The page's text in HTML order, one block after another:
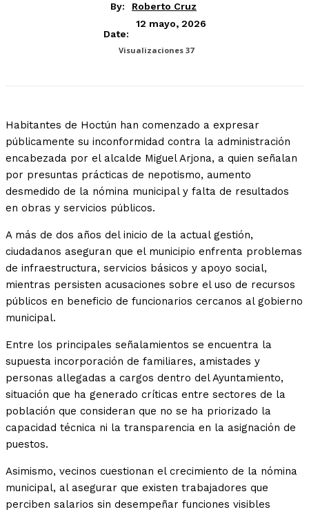
By: Roberto Cruz
Date:
12 mayo, 2026
Visualizaciones 37
Habitantes de Hoctún han comenzado a expresar
públicamente su inconformidad contra la administración
encabezada por el alcalde Miguel Arjona, a quien señalan
por presuntas prácticas de nepotismo, aumento
desmedido de la nómina municipal y falta de resultados
en obras y servicios públicos.
A más de dos años del inicio de la actual gestión,
ciudadanos aseguran que el municipio enfrenta problemas
de infraestructura, servicios básicos y apoyo social,
mientras persisten acusaciones sobre el uso de recursos
públicos en beneficio de funcionarios cercanos al gobierno
municipal.
Entre los principales señalamientos se encuentra la
supuesta incorporación de familiares, amistades y
personas allegadas a cargos dentro del Ayuntamiento,
situación que ha generado críticas entre sectores de la
población que consideran que no se ha priorizado la
capacidad técnica ni la transparencia en la asignación de
puestos.
Asimismo, vecinos cuestionan el crecimiento de la nómina
municipal, al asegurar que existen trabajadores que
perciben salarios sin desempeñar funciones visibles